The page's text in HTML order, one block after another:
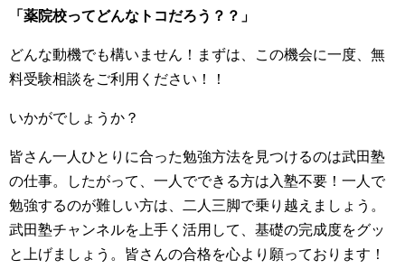
「薬院校ってどんなトコだろう？？」
どんな動機でも構いません！まずは、この機会に一度、無
料受験相談をご利用ください！！
いかがでしょうか？
皆さん一人ひとりに合った勉強方法を見つけるのは武田塾
の仕事。したがって、一人でできる方は入塾不要！一人で
勉強するのが難しい方は、二人三脚で乗り越えましょう。
武田塾チャンネルを上手く活用して、基礎の完成度をグッ
と上げましょう。皆さんの合格を心より願っております！